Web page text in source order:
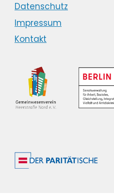
Datenschutz
Impressum
Kontakt